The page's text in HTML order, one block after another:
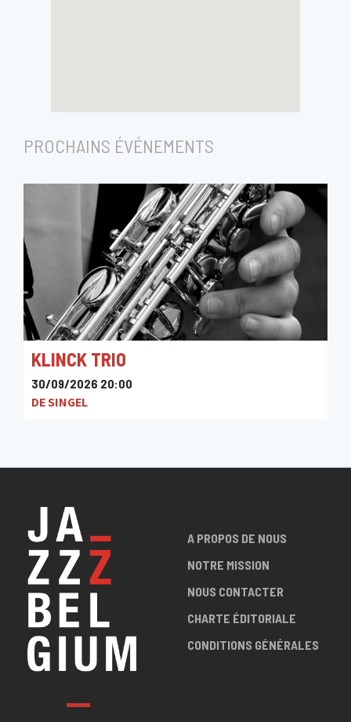
PROCHAINS ÉVÉNEMENTS
KLINCK TRIO
30/09/2026 20:00
DE SINGEL
A PROPOS DE NOUS
NOTRE MISSION
NOUS CONTACTER
CHARTE ÉDITORIALE
CONDITIONS GÉNÉRALES